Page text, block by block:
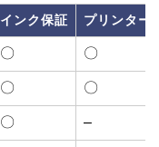
インク保証 プリンター
〇 〇
〇 〇
〇 –